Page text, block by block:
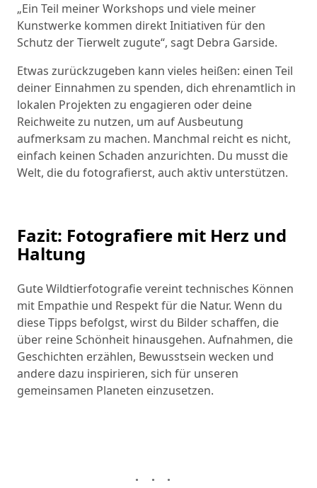
„Ein Teil meiner Workshops und viele meiner
Kunstwerke kommen direkt Initiativen für den
Schutz der Tierwelt zugute“, sagt Debra Garside.
Etwas zurückzugeben kann vieles heißen: einen Teil
deiner Einnahmen zu spenden, dich ehrenamtlich in
lokalen Projekten zu engagieren oder deine
Reichweite zu nutzen, um auf Ausbeutung
aufmerksam zu machen. Manchmal reicht es nicht,
einfach keinen Schaden anzurichten. Du musst die
Welt, die du fotografierst, auch aktiv unterstützen.
Fazit: Fotografiere mit Herz und
Haltung
Gute Wildtierfotografie vereint technisches Können
mit Empathie und Respekt für die Natur. Wenn du
diese Tipps befolgst, wirst du Bilder schaffen, die
über reine Schönheit hinausgehen. Aufnahmen, die
Geschichten erzählen, Bewusstsein wecken und
andere dazu inspirieren, sich für unseren
gemeinsamen Planeten einzusetzen.